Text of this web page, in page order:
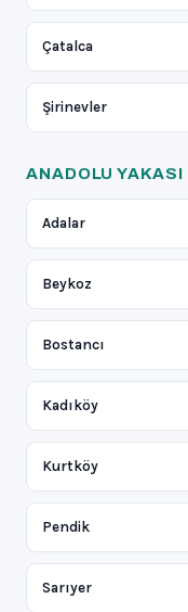
Çatalca
Şirinevler
ANADOLU YAKASI
Adalar
Beykoz
Bostancı
Kadıköy
Kurtköy
Pendik
Sarıyer